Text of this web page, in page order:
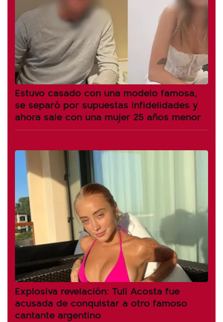
Estuvo casado con una modelo famosa,
se separó por supuestas infidelidades y
ahora sale con una mujer 25 años menor
Explosiva revelación: Tuli Acosta fue
acusada de conquistar a otro famoso
cantante argentino